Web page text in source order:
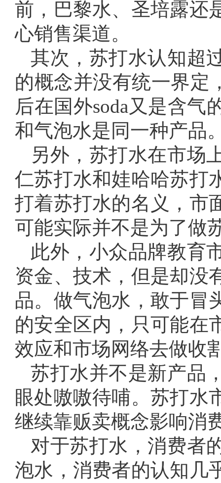
前，巴黎水、圣培露还
心销售渠道。
其次，苏打水认知超
的概念并没有统一界定
后在国外soda又是含气
和气泡水是同一种产品
另外，苏打水在市场
仁苏打水和娃哈哈苏打
打着苏打水的名义，市
可能实际并不是为了做
此外，小众品牌教育
资金、技术，但是却没
品。做气泡水，敢于冒
的安全区内，只可能在
效应和市场网络去做收
苏打水并不是新产品
眼处嗷嗷待哺。苏打水
继续靠贩卖概念影响消
对于苏打水，消费者
泡水，消费者的认知几